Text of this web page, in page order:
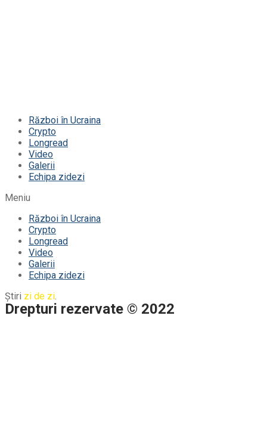
Război în Ucraina
Crypto
Longread
Video
Galerii
Echipa zidezi
Meniu
Război în Ucraina
Crypto
Longread
Video
Galerii
Echipa zidezi
Știri zi de zi.
Drepturi rezervate © 2022